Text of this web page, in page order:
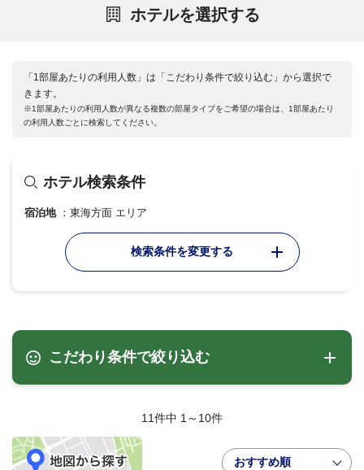
ホテルを選択する
「1部屋あたりの利用人数」は「こだわり条件で絞り込む」から選択で
きます。
※1部屋あたりの利用人数が異なる複数の部屋タイプをご希望の場合は、1部屋あたり
の利用人数ごとに検索してください。
ホテル検索条件
宿泊地 東海方面 エリア
検索条件を変更する
こだわり条件で絞り込む
11件中 1～10件
おすすめ順